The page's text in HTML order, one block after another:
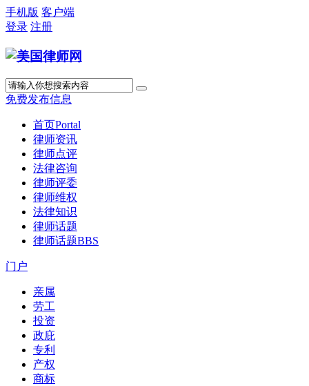
手机版 客户端
登录 注册
免费发布信息
首页Portal
律师资讯
律师点评
法律咨询
律师评委
律师维权
法律知识
律师话题
律师话题BBS
门户
亲属
劳工
投资
政庇
专利
产权
商标